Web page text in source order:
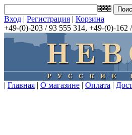
Вход | Регистрация | Корзина
+49-(0)-203 / 93 555 314, +49-(0)-162
| Главная | О магазине | Оплата |